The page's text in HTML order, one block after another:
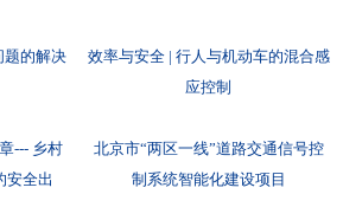
题的解决
效率与安全 | 行人与机动车的混合感
应控制
--- 乡村
安全出
北京市“两区一线”道路交通信号控
制系统智能化建设项目